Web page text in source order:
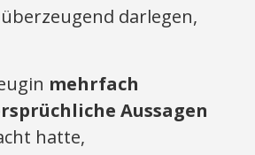
darlegen,
mehrfach
Aussagen
hatte,